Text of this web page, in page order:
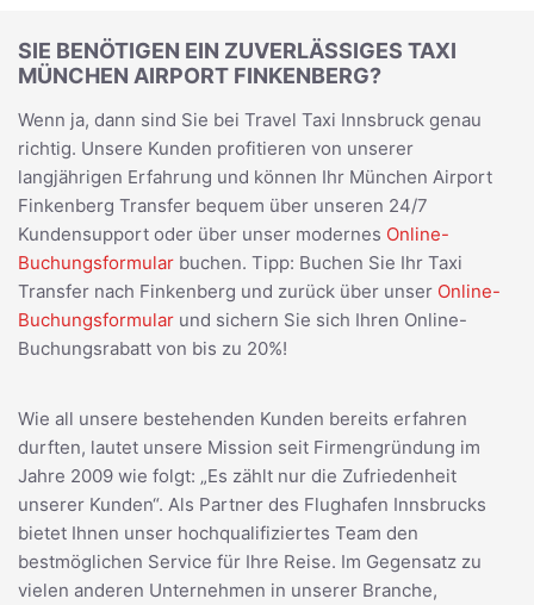
SIE BENÖTIGEN EIN ZUVERLÄSSIGES TAXI
MÜNCHEN AIRPORT FINKENBERG?
Wenn ja, dann sind Sie bei Travel Taxi Innsbruck genau
richtig. Unsere Kunden profitieren von unserer
langjährigen Erfahrung und können Ihr München Airport
Finkenberg Transfer bequem über unseren 24/7
Kundensupport oder über unser modernes Online-
Buchungsformular buchen. Tipp: Buchen Sie Ihr Taxi
Transfer nach Finkenberg und zurück über unser Online-
Buchungsformular und sichern Sie sich Ihren Online-
Buchungsrabatt von bis zu 20%!
Wie all unsere bestehenden Kunden bereits erfahren
durften, lautet unsere Mission seit Firmengründung im
Jahre 2009 wie folgt: „Es zählt nur die Zufriedenheit
unserer Kunden“. Als Partner des Flughafen Innsbrucks
bietet Ihnen unser hochqualifiziertes Team den
bestmöglichen Service für Ihre Reise. Im Gegensatz zu
vielen anderen Unternehmen in unserer Branche,